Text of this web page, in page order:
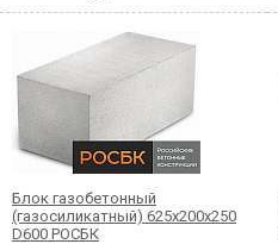
Блок газобетонный
(газосиликатный) 625x200x250
D600 РОСБК